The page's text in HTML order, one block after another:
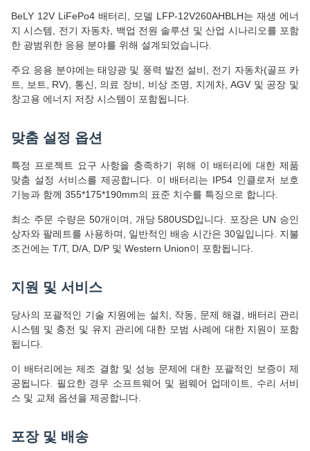
BeLY 12V LiFePo4 배터리, 모델 LFP-12V260AHBLH는 재생 에너
지 시스템, 전기 자동차, 백업 전원 솔루션 및 산업 시나리오를 포함
한 광범위한 응용 분야를 위해 설계되었습니다.
주요 응용 분야에는 태양광 및 풍력 발전 설비, 전기 자동차(골프 카
트, 보트, RV), 통신, 의료 장비, 비상 조명, 지게차, AGV 및 공장 및
창고용 에너지 저장 시스템이 포함됩니다.
맞춤 설정 옵션
특정 프로젝트 요구 사항을 충족하기 위해 이 배터리에 대한 제품
맞춤 설정 서비스를 제공합니다. 이 배터리는 IP54 인클로저 보호
기능과 함께 355*175*190mm의 표준 치수를 특징으로 합니다.
최소 주문 수량은 50개이며, 개당 580USD입니다. 포장은 UN 승인
상자와 팔레트를 사용하며, 일반적인 배송 시간은 30일입니다. 지불
조건에는 T/T, D/A, D/P 및 Western Union이 포함됩니다.
지원 및 서비스
당사의 포괄적인 기술 지원에는 설치, 작동, 문제 해결, 배터리 관리
시스템 및 충전 및 유지 관리에 대한 모범 사례에 대한 지원이 포함
됩니다.
이 배터리에는 제조 결함 및 성능 문제에 대한 포괄적인 보증이 제
공됩니다. 필요한 경우 소프트웨어 및 펌웨어 업데이트, 수리 서비
스 및 교체 옵션을 제공합니다.
포장 및 배송